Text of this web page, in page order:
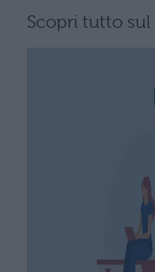
Scopri tutto sul